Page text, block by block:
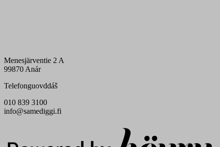
Menesjärventie 2 A
99870 Anár
Telefonguovddáš
010 839 3100
info@samediggi.fi